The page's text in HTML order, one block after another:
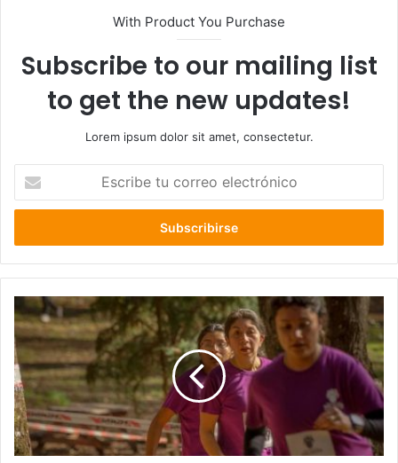
With Product You Purchase
Subscribe to our mailing list
to get the new updates!
Lorem ipsum dolor sit amet, consectetur.
correo
Quinta
versión
del
Cross
Running
Women
2026
Valdivia